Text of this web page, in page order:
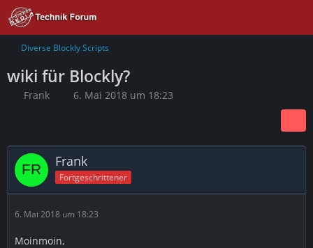
Diverse Blockly Scripts
wiki für Blockly?
Frank 6. Mai 2018 um 18:23
Frank
Fortgeschrittener
6. Mai 2018 um 18:23
Moinmoin,